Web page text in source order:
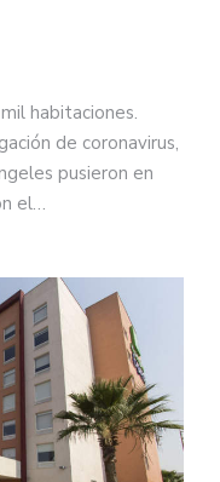
mil habitaciones.
de coronavirus,
pusieron en
el…